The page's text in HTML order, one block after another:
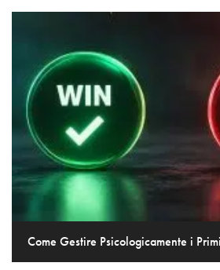
Come Gestire Psicologicamente i